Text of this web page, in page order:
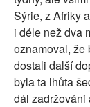
Sýrie, z Afriky
i déle než dva
oznamoval, že
dostali další
byla ta lhůta
dál zadržováni